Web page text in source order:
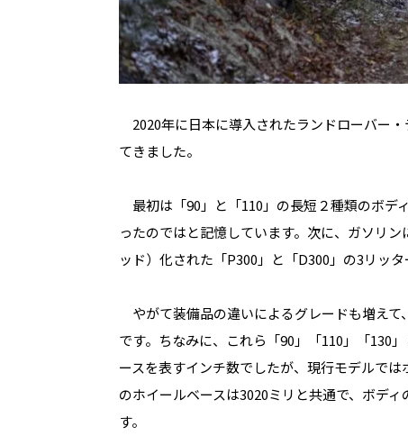
2020年に日本に導入されたランドローバー
てきました。
最初は「90 」と「110 」の長短２種類のボデ
ったのではと記憶しています。次に、ガソリ
ッド）化された「P300 」と「D300 」の3リッタ
やがて装備品の違いによるグレードも増えて
です。ちなみに、これら「90 」「110 」「130
ースを表すインチ数でしたが、現行モデルで
のホイールベースは3020ミリと共通で、ボディ
す。